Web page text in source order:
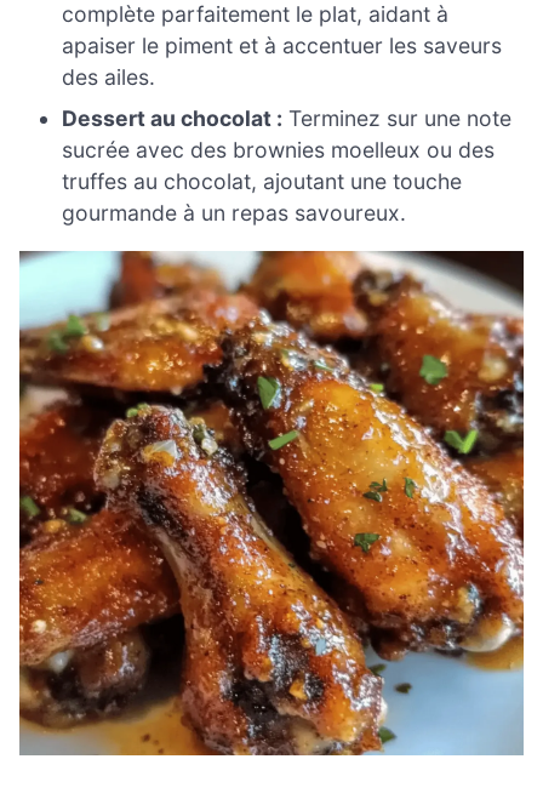
complète parfaitement le plat, aidant à
apaiser le piment et à accentuer les saveurs
des ailes.
Dessert au chocolat : Terminez sur une note
sucrée avec des brownies moelleux ou des
truffes au chocolat, ajoutant une touche
gourmande à un repas savoureux.